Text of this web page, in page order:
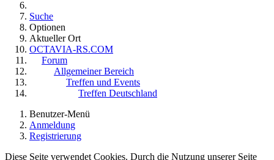
Suche
Optionen
Aktueller Ort
OCTAVIA-RS.COM
Forum
Allgemeiner Bereich
Treffen und Events
Treffen Deutschland
Benutzer-Menü
Anmeldung
Registrierung
Diese Seite verwendet Cookies. Durch die Nutzung unserer Seite